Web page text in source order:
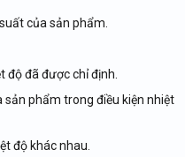
của sản phẩm.
đã được chỉ định.
sản phẩm trong điều kiện nhiệt
độ khác nhau.